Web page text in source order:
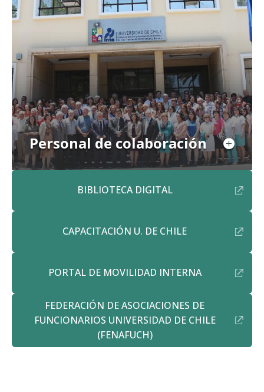
Personal de colaboración
BIBLIOTECA DIGITAL
CAPACITACIÓN U. DE CHILE
PORTAL DE MOVILIDAD INTERNA
FEDERACIÓN DE ASOCIACIONES DE
FUNCIONARIOS UNIVERSIDAD DE CHILE
(FENAFUCH)